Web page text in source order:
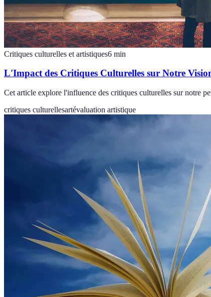
Critiques culturelles et artistiques6 min
L'Impact des Critiques Culturelles sur Notre
Cet article explore l'influence des critiques culturelles sur notre
critiques culturellesartévaluation artistique